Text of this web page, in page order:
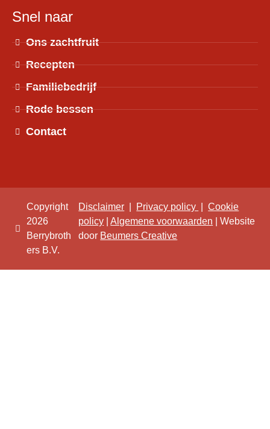
Snel naar
Ons zachtfruit
Recepten
Familiebedrijf
Rode bessen
Contact
Copyright
2026
Berrybroth
ers B.V.
Disclaimer Privacy policy |Cookie
policy |Algemene voorwaarden | Website
door Beumers Creative